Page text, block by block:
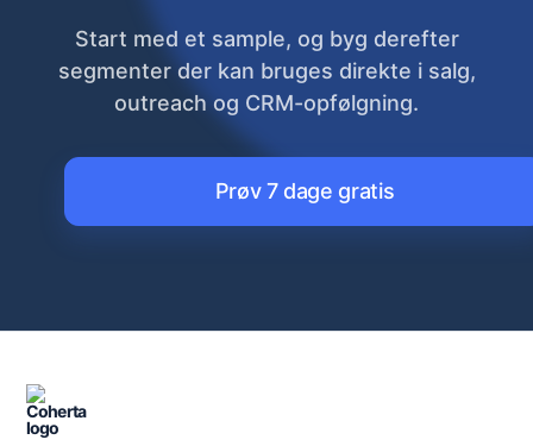
Start med et sample, og byg derefter
segmenter der kan bruges direkte i salg,
outreach og CRM-opfølgning.
Prøv 7 dage gratis